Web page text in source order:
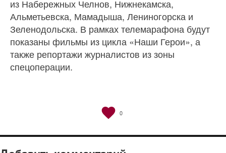
из Набережных Челнов, Нижнекамска,
Альметьевска, Мамадыша, Лениногорска и
Зеленодольска. В рамках телемарафона будут
показаны фильмы из цикла «Наши Герои», а
также репортажи журналистов из зоны
спецоперации.
0